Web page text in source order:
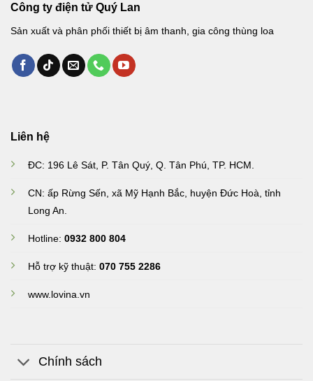
Công ty điện tử Quý Lan
Sản xuất và phân phối thiết bị âm thanh, gia công thùng loa
Chính sách
Liên hệ
ĐC: 196 Lê Sát, P. Tân Quý, Q. Tân Phú, TP. HCM.
CN: ấp Rừng Sến, xã Mỹ Hạnh Bắc, huyện Đức Hoà, tỉnh
Long An
Hotline: 0932 800 804
Hỗ trợ kỹ thuật: 070 755 2286
www.lovina.vn